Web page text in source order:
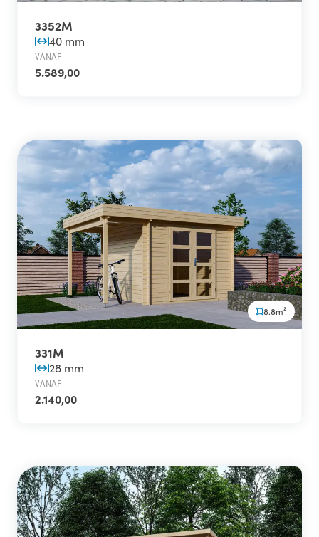
3352M
40 mm
VANAF
5.589,00
8.8m²
331M
28 mm
VANAF
2.140,00